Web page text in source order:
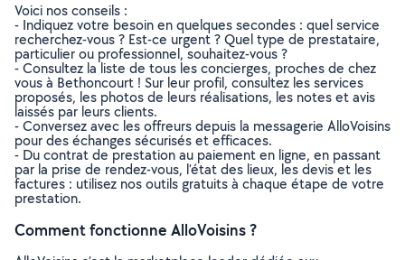
Voici nos conseils :
- Indiquez votre besoin en quelques secondes : quel service
recherchez-vous ? Est-ce urgent ? Quel type de prestataire,
particulier ou professionnel, souhaitez-vous ?
- Consultez la liste de tous les concierges, proches de chez
vous à Bethoncourt ! Sur leur profil, consultez les services
proposés, les photos de leurs réalisations, les notes et avis
laissés par leurs clients.
- Conversez avec les offreurs depuis la messagerie AlloVoisins
pour des échanges sécurisés et efficaces.
- Du contrat de prestation au paiement en ligne, en passant
par la prise de rendez-vous, l’état des lieux, les devis et les
factures : utilisez nos outils gratuits à chaque étape de votre
prestation.
Comment fonctionne AlloVoisins ?